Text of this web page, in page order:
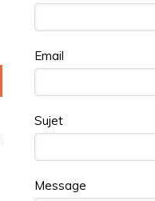
Email
Sujet
Message